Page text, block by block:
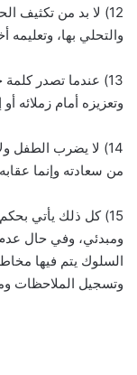
12) لا بد من تكثيف
والتحلي بها،
13) عندما تصدر
وتعزيزه أمام زملائه
14) لا يضرب الطفل
من سعادته وإنما
15) كل ذلك يأتي
ومبدئي، وفي حال عدم
السلوك يتم فيها
وتسجيل الملاحظات